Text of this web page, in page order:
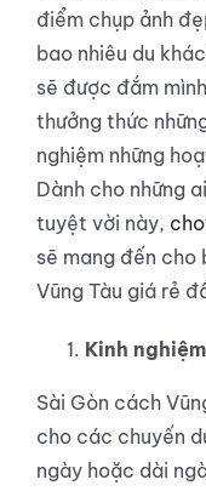
điểm chụp ảnh
bao nhiêu du
sẽ được đắm
thưởng thức
nghiệm những
Dành cho những
tuyệt vời này,
sẽ mang đến cho
Vũng Tàu giá rẻ
Kinh
Sài Gòn cách
cho các chuyến
ngày hoặc dài